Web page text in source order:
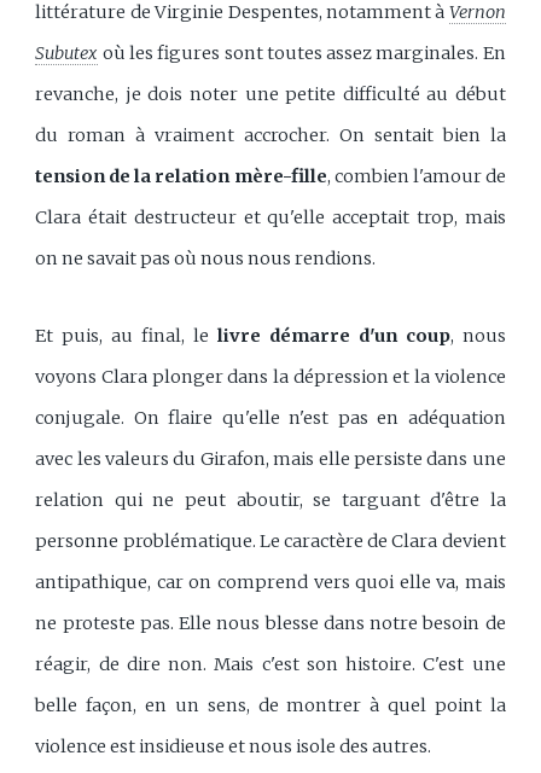
littérature de Virginie Despentes, notamment à Vernon
Subutex où les figures sont toutes assez marginales. En
revanche, je dois noter une petite difficulté au début
du roman à vraiment accrocher. On sentait bien la
tension de la relation mère-fille, combien l'amour de
Clara était destructeur et qu'elle acceptait trop, mais
on ne savait pas où nous nous rendions.
Et puis, au final, le livre démarre d'un coup, nous
voyons Clara plonger dans la dépression et la violence
conjugale. On flaire qu'elle n'est pas en adéquation
avec les valeurs du Girafon, mais elle persiste dans une
relation qui ne peut aboutir, se targuant d'être la
personne problématique. Le caractère de Clara devient
antipathique, car on comprend vers quoi elle va, mais
ne proteste pas. Elle nous blesse dans notre besoin de
réagir, de dire non. Mais c'est son histoire. C'est une
belle façon, en un sens, de montrer à quel point la
violence est insidieuse et nous isole des autres.